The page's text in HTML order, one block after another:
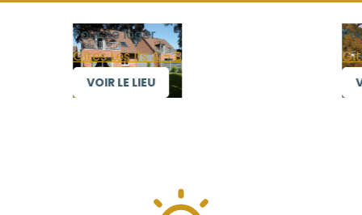
Pour se loger
Gîtes Les Ifs A - B
VOIR LE LIEU